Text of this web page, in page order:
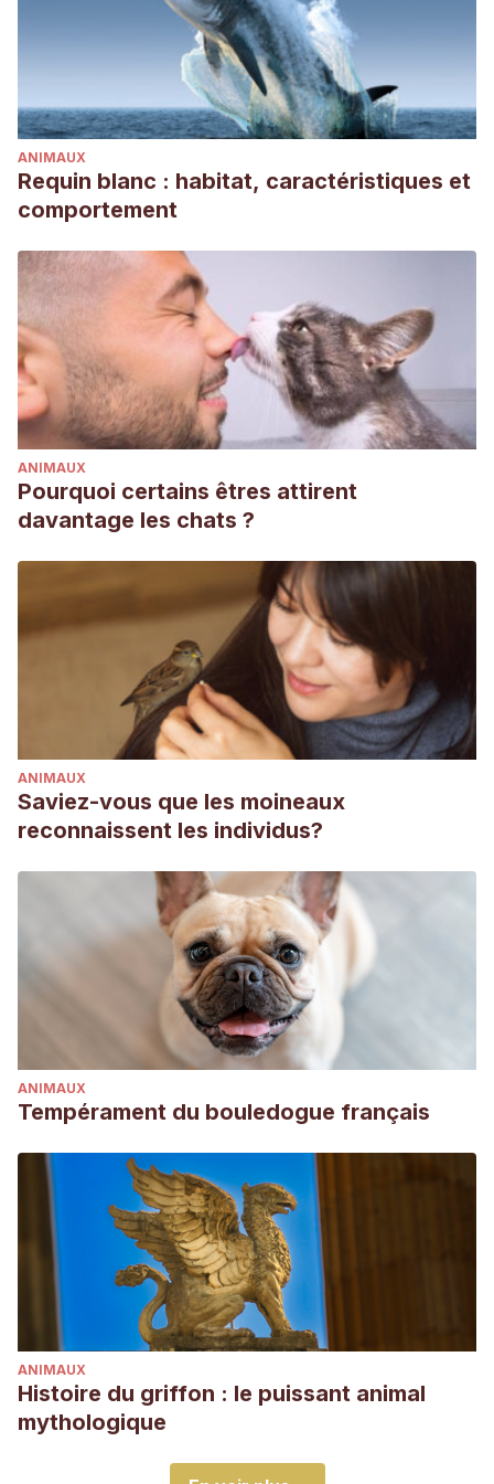
ANIMAUX
Requin blanc : habitat, caractéristiques et
comportement
ANIMAUX
Pourquoi certains êtres attirent
davantage les chats ?
ANIMAUX
Saviez-vous que les moineaux
reconnaissent les individus?
ANIMAUX
Tempérament du bouledogue français
ANIMAUX
Histoire du griffon : le puissant animal
mythologique